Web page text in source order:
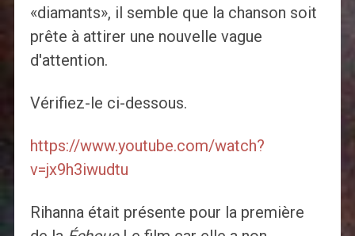
«diamants», il semble que la chanson soit
prête à attirer une nouvelle vague
d'attention.
Vérifiez-le ci-dessous.
https://www.youtube.com/watch?
v=jx9h3iwudtu
Rihanna était présente pour la première